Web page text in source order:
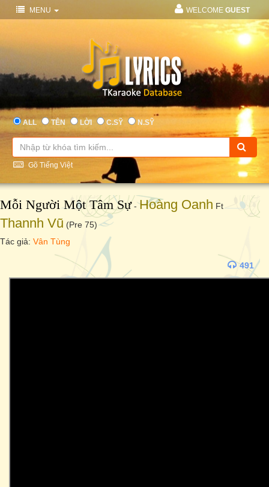
MENU WELCOME GUEST
ALL TÊN LỜI C.SỸ N.SỸ
Gõ Tiếng Việt
Mỗi Người Một Tâm Sự-Hoàng Oanh Ft
Thannh Vũ (Pre 75)
Tác giả: Vân Tùng
491